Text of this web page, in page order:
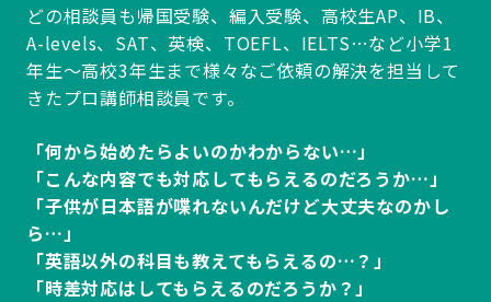
どの相談員も帰国受験、編入受験、高校生AP、IB、
A-levels、SAT、英検、TOEFL、IELTS…など小学1
年生～高校3年生まで様々なご依頼の解決を担当して
きたプロ講師相談員です。
「何から始めたらよいのかわからない…」
「こんな内容でも対応してもらえるのだろうか…」
「子供が日本語が喋れないんだけど大丈夫なのかし
ら…」
「英語以外の科目も教えてもらえるの…？」
「時差対応はしてもらえるのだろうか？」